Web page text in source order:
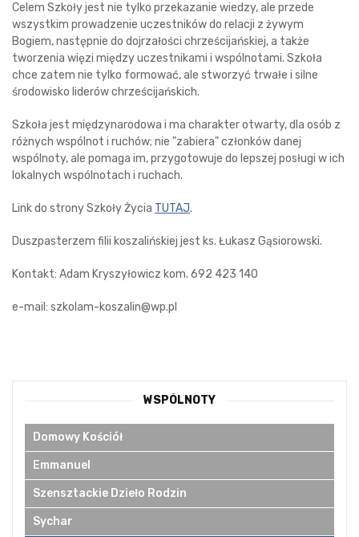
Celem Szkoły jest nie tylko przekazanie wiedzy, ale przede
wszystkim prowadzenie uczestników do relacji z żywym
Bogiem, następnie do dojrzałości chrześcijańskiej, a także
tworzenia więzi między uczestnikami i wspólnotami. Szkoła
chce zatem nie tylko formować, ale stworzyć trwałe i silne
środowisko liderów chrześcijańskich.
Szkoła jest międzynarodowa i ma charakter otwarty, dla osób z
różnych wspólnot i ruchów; nie "zabiera" członków danej
wspólnoty, ale pomaga im, przygotowuje do lepszej posługi w ich
lokalnych wspólnotach i ruchach.
Link do strony Szkoły Życia TUTAJ.
Duszpasterzem filii koszalińskiej jest ks. Łukasz Gąsiorowski.
Kontakt: Adam Kryszyłowicz kom. 692 423 140
e-mail: szkolam-koszalin@wp.pl
WSPÓLNOTY
Domowy Kościół
Emmanuel
Szensztackie Dzieło Rodzin
Sychar